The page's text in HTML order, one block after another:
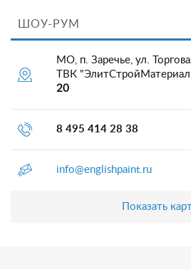
ШОУ-РУМ
МО, п. Заречье, ул.
ТВК
20
8 495 414 28 38
info@englishpaint.ru
Показать